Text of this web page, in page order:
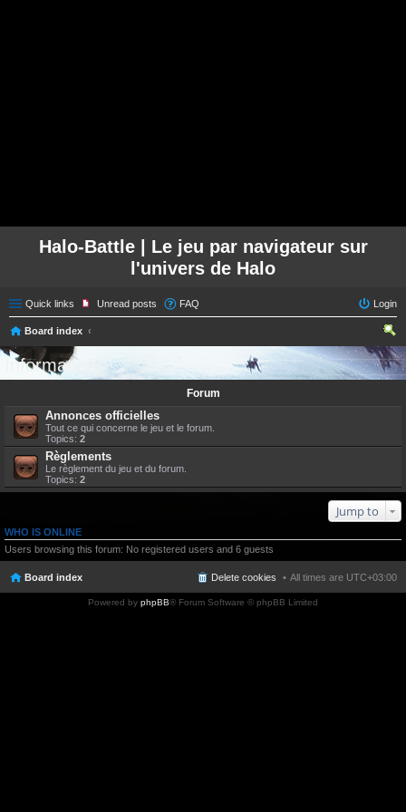
Halo-Battle | Le jeu par navigateur sur
l'univers de Halo
Quick links Unread posts FAQ Login
Board index
ear
ch
Informations
Forum
Annonces officielles
Tout ce qui concerne le jeu et le forum.
Topics: 2
Règlements
Le règlement du jeu et du forum.
Topics: 2
Jump to
WHO IS ONLINE
Users browsing this forum: No registered users and 6 guests
Board index All times are UTC+03:00
Delete cookies
Powered by phpBB® Forum Software © phpBB Limited